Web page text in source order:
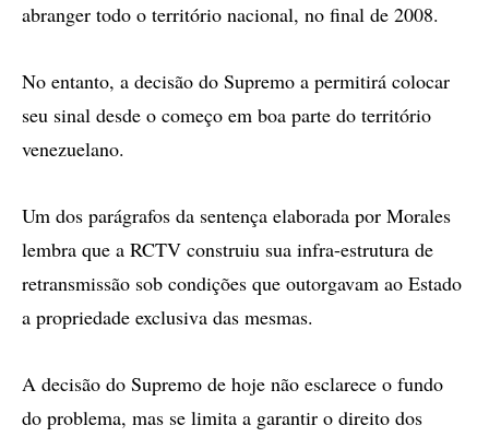
abranger todo o território nacional, no final de 2008.
No entanto, a decisão do Supremo a permitirá colocar
seu sinal desde o começo em boa parte do território
venezuelano.
Um dos parágrafos da sentença elaborada por Morales
lembra que a RCTV construiu sua infra-estrutura de
retransmissão sob condições que outorgavam ao Estado
a propriedade exclusiva das mesmas.
A decisão do Supremo de hoje não esclarece o fundo
do problema, mas se limita a garantir o direito dos